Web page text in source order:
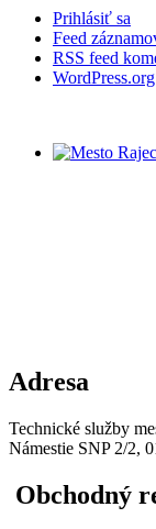
Prihlásiť sa
Feed
RSS feed
WordPress.org
Adresa
Technické služby
Námestie SNP 2/2,
Obchodný